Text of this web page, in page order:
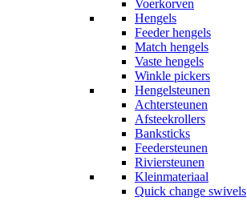
Voerkorven
Hengels
Feeder hengels
Match hengels
Vaste hengels
Winkle pickers
Hengelsteunen
Achtersteunen
Afsteekrollers
Banksticks
Feedersteunen
Riviersteunen
Kleinmateriaal
Quick change swivels